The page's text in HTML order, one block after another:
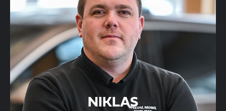
NIKLAS